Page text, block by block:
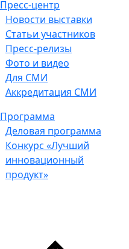
Пресс-центр
Новости выставки
Статьи участников
Пресс-релизы
Фото и видео
Для СМИ
Аккредитация СМИ
Программа
Деловая программа
Конкурс «Лучший
инновационный
продукт»